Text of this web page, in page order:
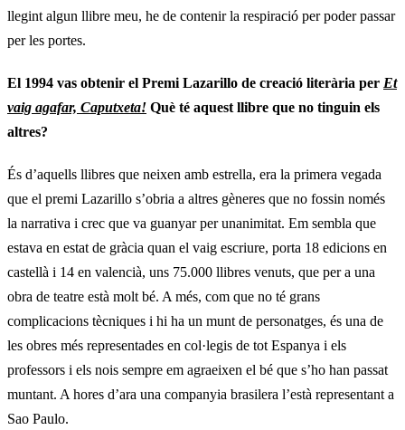
llegint algun llibre meu, he de contenir la respiració per poder passar
per les portes.
El 1994 vas obtenir el Premi Lazarillo de creació literària per Et
vaig agafar, Caputxeta! Què té aquest llibre que no tinguin els
altres?
És d’aquells llibres que neixen amb estrella, era la primera vegada
que el premi Lazarillo s’obria a altres gèneres que no fossin només
la narrativa i crec que va guanyar per unanimitat. Em sembla que
estava en estat de gràcia quan el vaig escriure, porta 18 edicions en
castellà i 14 en valencià, uns 75.000 llibres venuts, que per a una
obra de teatre està molt bé. A més, com que no té grans
complicacions tècniques i hi ha un munt de personatges, és una de
les obres més representades en col·legis de tot Espanya i els
professors i els nois sempre em agraeixen el bé que s’ho han passat
muntant. A hores d’ara una companyia brasilera l’està representant a
Sao Paulo.